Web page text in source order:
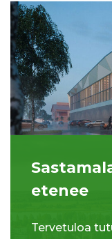
etenee
Tervetuloa